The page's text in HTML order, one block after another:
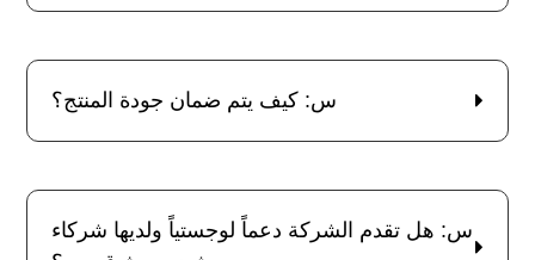
س: كيف يتم ضمان جودة المنتج؟
س: هل تقدم الشركة دعماً لوجستياً ولديها شركاء